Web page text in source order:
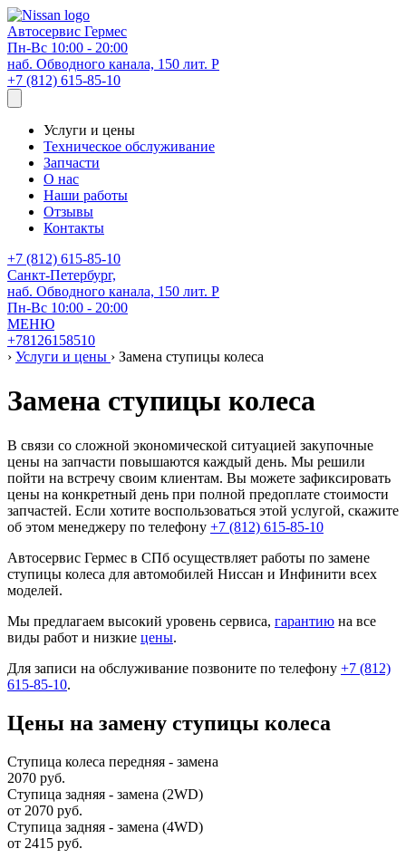
Автосервис Гермес
Пн-Вс 10:00 - 20:00
наб. Обводного канала, 150 лит. Р
+7 (812) 615-85-10
Услуги и цены
Техническое обслуживание
Запчасти
О нас
Наши работы
Отзывы
Контакты
+7 (812) 615-85-10
Санкт-Петербург,
наб. Обводного канала, 150 лит. Р
Пн-Вс 10:00 - 20:00
МЕНЮ
+78126158510
› Услуги и цены › Замена ступицы колеса
Замена ступицы колеса
В связи со сложной экономической ситуацией закупочные
цены на запчасти повышаются каждый день. Мы решили
пойти на встречу своим клиентам. Вы можете зафиксировать
цены на конкретный день при полной предоплате стоимости
запчастей. Если хотите воспользоваться этой услугой, скажите
об этом менеджеру по телефону +7 (812) 615-85-10
Автосервис Гермес в СПб осуществляет работы по замене
ступицы колеса для автомобилей Ниссан и Инфинити всех
моделей.
Мы предлагаем высокий уровень сервиса, гарантию на все
виды работ и низкие цены.
Для записи на обслуживание позвоните по телефону +7 (812)
615-85-10.
Цены на замену ступицы колеса
Ступица колеса передняя - замена
2070 руб.
Ступица задняя - замена (2WD)
от 2070 руб.
Ступица задняя - замена (4WD)
от 2415 руб.